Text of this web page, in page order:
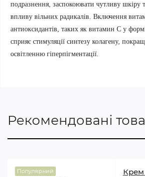
подразнення, заспокоювати чутливу шкіру
впливу вільних радикалів. Включення
антиоксидантів, таких як витамин С у формі
сприяє стимуляції синтезу колагену,
освітленню гіперпігментації.
Рекомендовані
Популярний
Крем